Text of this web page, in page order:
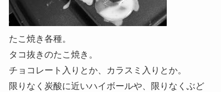
たこ焼き各種。
タコ抜きのたこ焼き。
チョコレート入りとか、カラスミ入りとか。
限りなく炭酸に近いハイボールや、限りなくぶど